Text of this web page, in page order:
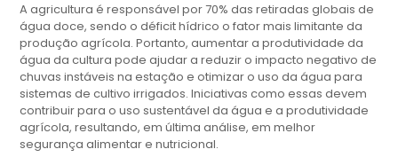
A agricultura é responsável por 70% das retiradas globais de
água doce, sendo o déficit hídrico o fator mais limitante da
produção agrícola. Portanto, aumentar a produtividade da
água da cultura pode ajudar a reduzir o impacto negativo de
chuvas instáveis na estação e otimizar o uso da água para
sistemas de cultivo irrigados. Iniciativas como essas devem
contribuir para o uso sustentável da água e a produtividade
agrícola, resultando, em última análise, em melhor
segurança alimentar e nutricional.